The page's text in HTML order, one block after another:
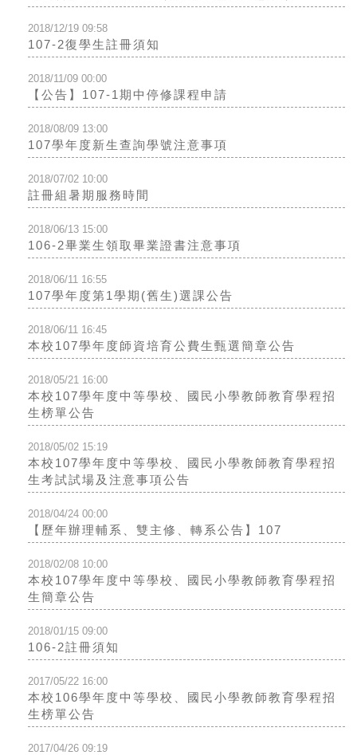
2018/12/19 09:58
107-2復學生註冊須知
2018/11/09 00:00
【公告】107-1期中停修課程申請
2018/08/09 13:00
107學年度新生查詢學號注意事項
2018/07/02 10:00
註冊組暑期服務時間
2018/06/13 15:00
106-2畢業生領取畢業證書注意事項
2018/06/11 16:55
107學年度第1學期(舊生)選課公告
2018/06/11 16:45
本校107學年度師資培育公費生甄選簡章公告
2018/05/21 16:00
本校107學年度中等學校、國民小學教師教育學程招
生榜單公告
2018/05/02 15:19
本校107學年度中等學校、國民小學教師教育學程招
生考試試場及注意事項公告
2018/04/24 00:00
【歷年辦理輔系、雙主修、轉系公告】107
2018/02/08 10:00
本校107學年度中等學校、國民小學教師教育學程招
生簡章公告
2018/01/15 09:00
106-2註冊須知
2017/05/22 16:00
本校106學年度中等學校、國民小學教師教育學程招
生榜單公告
2017/04/26 09:19